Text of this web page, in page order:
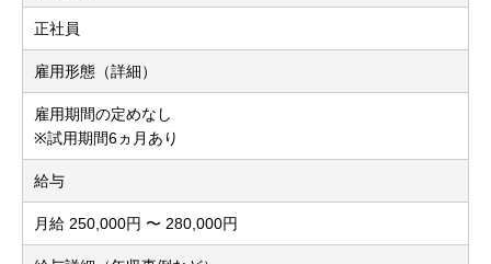
正社員
雇用形態（詳細）
雇用期間の定めなし
※試用期間6ヵ月あり
給与
月給 250,000円 〜 280,000円